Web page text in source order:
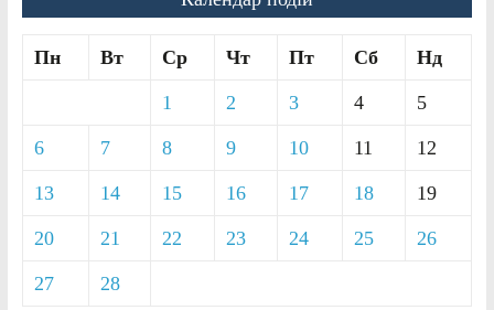
Пн Вт Ср Чт Пт Сб Нд
1 2 3 4 5
6 7 8 9 10 11 12
13 14 15 16 17 18 19
20 21 22 23 24 25 26
27 28